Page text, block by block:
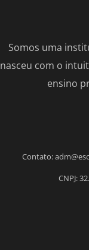
Somos uma
nasceu com o
ensino
Contato:
CNPJ: